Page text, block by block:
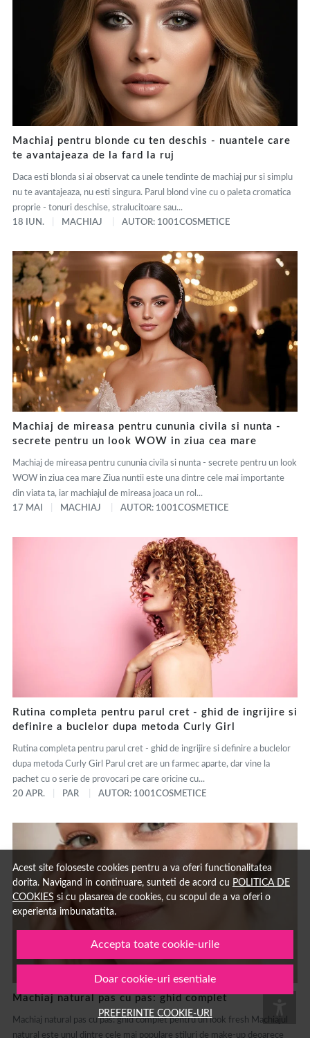
Acest site foloseste cookies pentru a va oferi functionalitatea
dorita. Navigand in continuare, sunteti de acord cu POLITICA DE
COOKIES si cu plasarea de cookies, cu scopul de a va oferi o
experienta imbunatatita.
Accepta toate cookie-urile
Doar cookie-uri esentiale
PREFERINTE COOKIE-URI
Machiaj pentru blonde cu ten deschis - nuantele care
te avantajeaza de la fard la ruj
Daca esti blonda si ai observat ca unele tendinte de machiaj pur si simplu
nu te avantajeaza, nu esti singura. Parul blond vine cu o paleta cromatica
proprie - tonuri deschise, stralucitoare sau...
18 IUN.
MACHIAJ AUTOR: 1001COSMETICE
Machiaj de mireasa pentru cununia civila si nunta -
secrete pentru un look WOW in ziua cea mare
Machiaj de mireasa pentru cununia civila si nunta - secrete pentru un look
WOW in ziua cea mare Ziua nuntii este una dintre cele mai importante
din viata ta, iar machiajul de mireasa joaca un rol...
17 MAI
MACHIAJ AUTOR: 1001COSMETICE
Rutina completa pentru parul cret - ghid de ingrijire si
definire a buclelor dupa metoda Curly Girl
Rutina completa pentru parul cret - ghid de ingrijire si definire a buclelor
dupa metoda Curly Girl Parul cret are un farmec aparte, dar vine la
pachet cu o serie de provocari pe care oricine cu...
20 APR.
PAR AUTOR: 1001COSMETICE
Machiaj natural pas cu pas: ghid complet
Machiaj natural pas cu pas: ghid complet pentru un look fresh Machiajul
natural este unul dintre cele mai populare stiluri de make-up deoarece